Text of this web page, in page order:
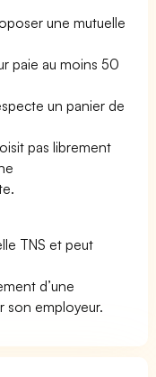
une mutuelle
paie au moins 50
un panier de
pas librement
TNS et peut
d’une
son employeur.